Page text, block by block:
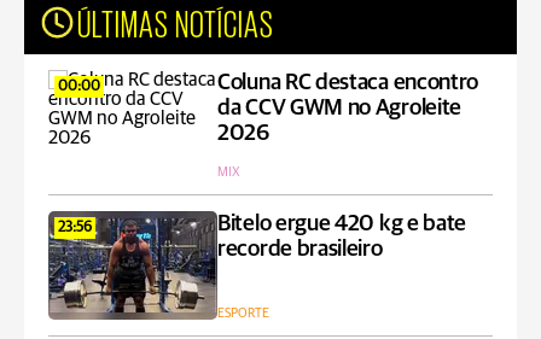
ÚLTIMAS NOTÍCIAS
00:00
Coluna RC destaca encontro
da CCV GWM no Agroleite
2026
MIX
23:56
Bitelo ergue 420 kg e bate
recorde brasileiro
ESPORTE